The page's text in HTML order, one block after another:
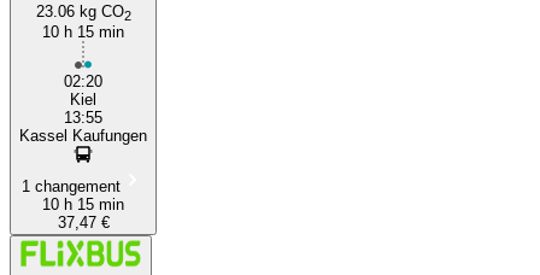
23.06 kg CO2
10 h 15 min
02:20
Kiel
13:55
Kassel Kaufungen
1 changement
10 h 15 min
37,47 €